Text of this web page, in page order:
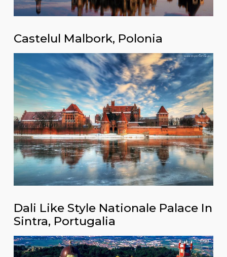
Castelul Malbork, Polonia
Dali Like Style Nationale Palace In
Sintra, Portugalia